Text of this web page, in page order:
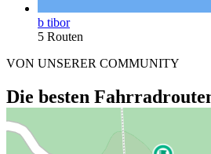
b tibor
5 Routen
VON UNSERER COMMUNITY
Die besten